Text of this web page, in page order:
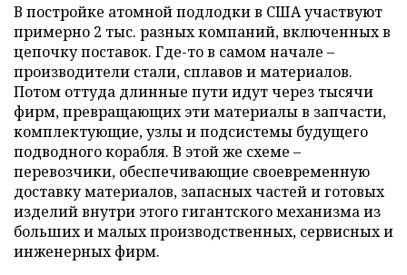
В постройке атомной подлодки в США участвуют
примерно 2 тыс. разных компаний, включенных в
цепочку поставок. Где-то в самом начале –
производители стали, сплавов и материалов.
Потом оттуда длинные пути идут через тысячи
фирм, превращающих эти материалы в запчасти,
комплектующие, узлы и подсистемы будущего
подводного корабля. В этой же схеме –
перевозчики, обеспечивающие своевременную
доставку материалов, запасных частей и готовых
изделий внутри этого гигантского механизма из
больших и малых производственных, сервисных и
инженерных фирм.